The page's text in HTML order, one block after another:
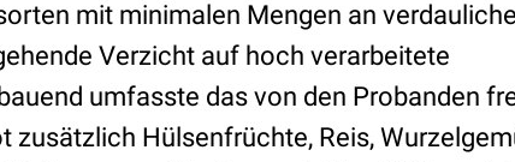
mit minimalen Mengen an
Verzicht auf hoch verarbeitete
umfasste das von den Probanden
zusätzlich Hülsenfrüchte, Reis,